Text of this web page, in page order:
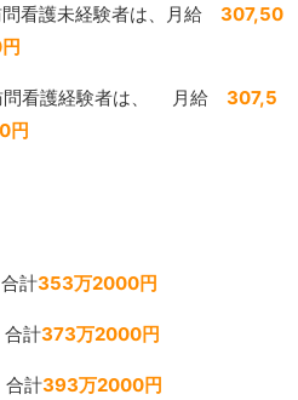
看護未経験者は、月給 307,50
問看護経験者は、 月給 307,5
円
計353万2000円
計373万2000円
計393万2000円